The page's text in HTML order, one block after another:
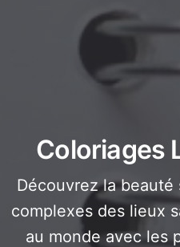
Coloriages
Découvrez la
complexes des lieux
au monde avec les